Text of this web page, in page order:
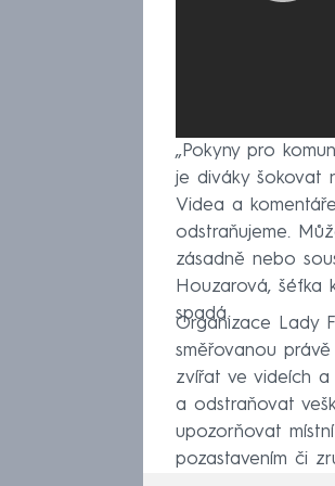
„Pokyny pro
je diváky šokovat
Videa a
odstraňujeme.
zásadně nebo
Houzarová, šéfka
spadá.
Organizace Lady
směřovanou
zvířat ve videích a
a odstraňovat
upozorňovat
pozastavením či